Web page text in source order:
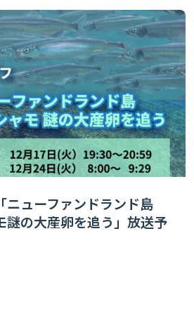
ニューファンドランド島
謎の大産卵を追う」放送予